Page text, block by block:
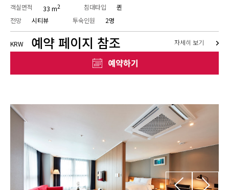
객실면적 33 m2 침대타입
퀸
전망
시티뷰 투숙인원 2명
KRW 예약 페이지 참조 자세히 보기